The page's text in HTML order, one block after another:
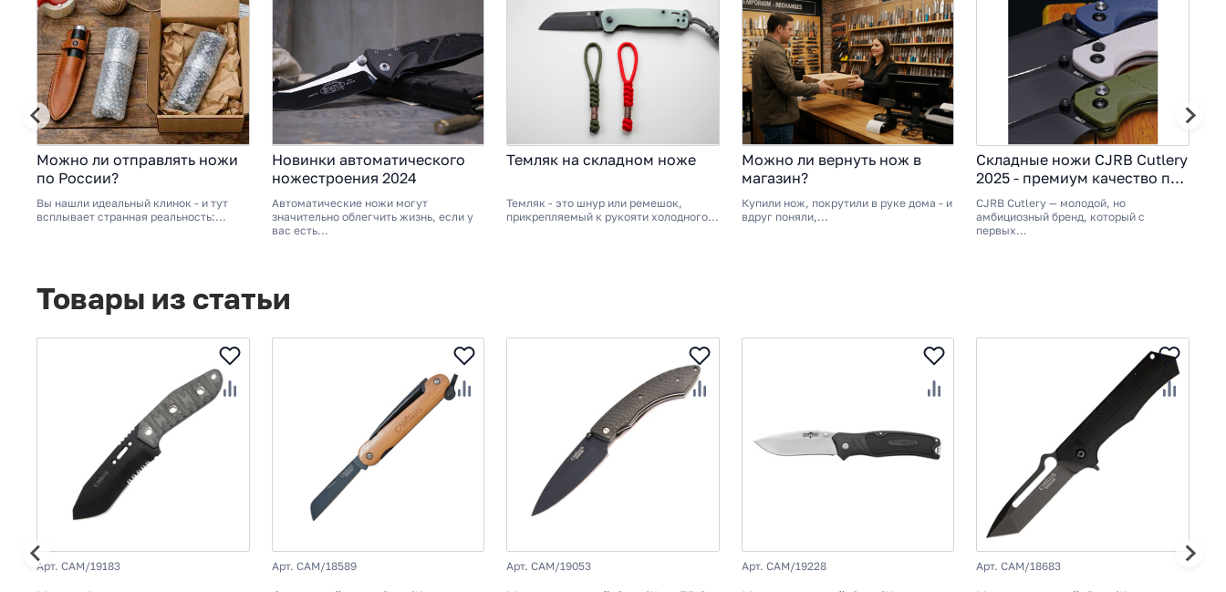
Можно ли отправлять ножи
по России?
Вы нашли идеальный клинок - и тут
всплывает странная реальность:...
Новинки автоматического
ножестроения 2024
Автоматические ножи могут
значительно облегчить жизнь, если у
вас есть...
Темляк на складном ноже
Темляк - это шнур или ремешок,
прикрепляемый к рукояти холодного...
Можно ли вернуть нож в
магазин?
Купили нож, покрутили в руке дома - и
вдруг поняли,...
Складные ножи CJRB Cutlery
2025 - премиум качество по
доступной цене
CJRB Cutlery — молодой, но
амбициозный бренд, который с
первых...
Товары из статьи
Арт. CAM/19183 Арт. CAM/18589 Арт. CAM/19053 Арт. CAM/19228 Арт. CAM/18683